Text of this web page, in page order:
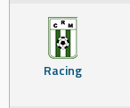
Racing